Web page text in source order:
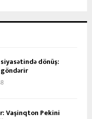
dönüş:
Vaşinqton Pekini